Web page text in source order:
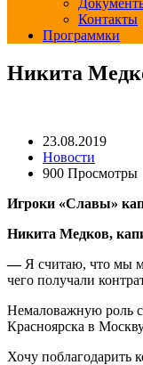
Контакты
Программки
Никита
23.08.2019
Новости
900 Просмотры
Игроки «Славы»
Никита Медков,
— Я считаю, что мы
чего получали
Немаловажную роль
Красноярска в
Хочу поблагодарить